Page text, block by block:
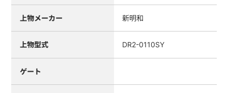
上物メーカー 新明和
上物型式 DR2-0110SY
ゲート